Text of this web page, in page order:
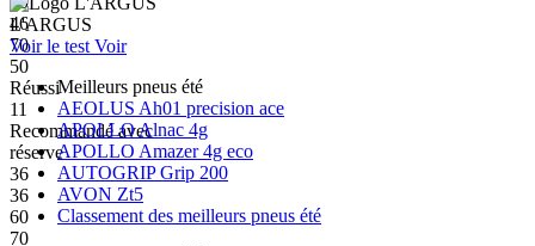
46
70
50
Réussi
11
Recommandé avec
réserve
36
36
60
70
L'ARGUS
Voir le test Voir
Meilleurs pneus été
AEOLUS Ah01 precision ace
APOLLO Alnac 4g
APOLLO Amazer 4g eco
AUTOGRIP Grip 200
AVON Zt5
Classement des meilleurs pneus été